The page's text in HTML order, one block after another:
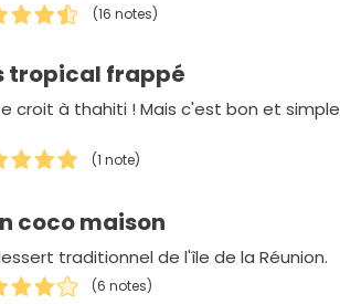
(16 notes)
tropical frappé
croit à thahiti ! Mais c'est bon et simple
(1 note)
coco maison
traditionnel de l'île de la Réunion.
(6 notes)